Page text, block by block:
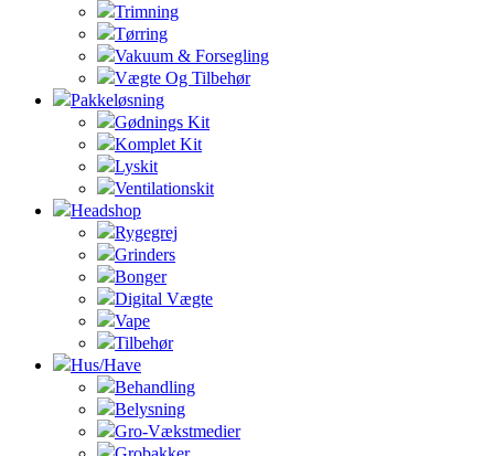
Trimning
Tørring
Vakuum & Forsegling
Vægte Og Tilbehør
Pakkeløsning
Gødnings Kit
Komplet Kit
Lyskit
Ventilationskit
Headshop
Rygegrej
Grinders
Bonger
Digital Vægte
Vape
Tilbehør
Hus/Have
Behandling
Belysning
Gro-Vækstmedier